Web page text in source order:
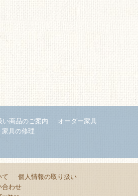
い商品のご案内
オーダー家具
家具の修理
て
個人情報の取り扱い
合わせ